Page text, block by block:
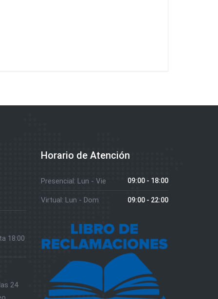
18:00
24
Horario de Atención
Presencial: Lun - Vie 09:00 - 18:00
Virtual: Lun - Dom 09:00 - 22:00